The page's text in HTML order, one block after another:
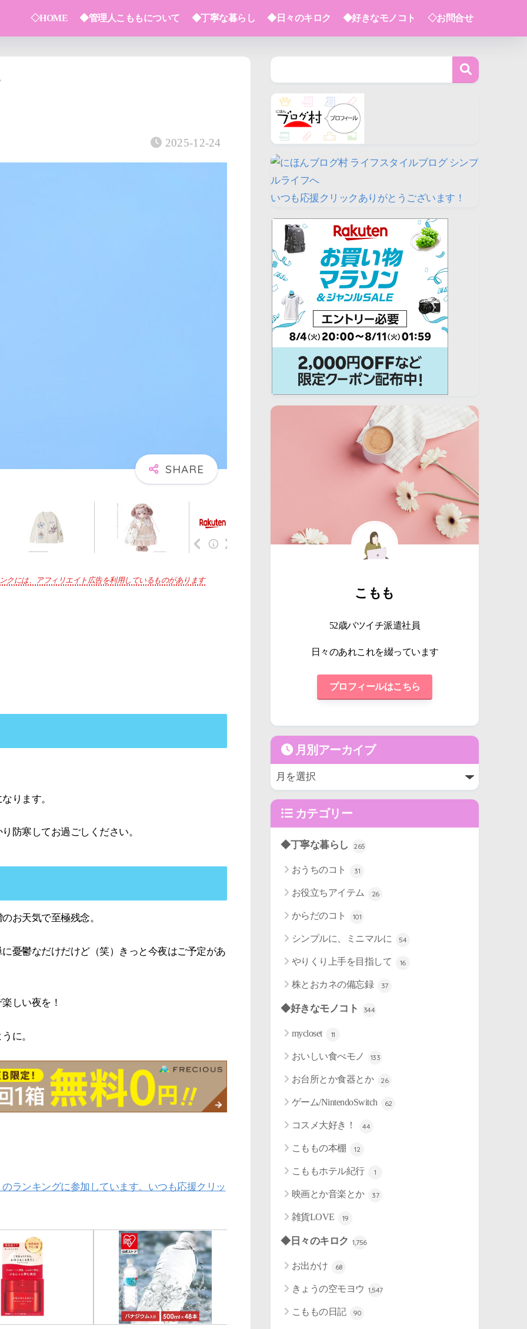
◇HOME ◆管理人こももについて ◆丁寧な暮らし ◆日々のキロク ◆好きなモノコト ◇お問合せ
2025-12-24
クには、アフィリエイト広告を利用しているものがあります
ります。
防寒してお過ごしください。
お天気で至極残念。
憂鬱なだけだけど（笑）きっと今夜はご予定があ
しい夜を！
に。
ランキングに参加しています。いつも応援クリッ
いつも応援クリックありがとうございます！
こもも
52歳バツイチ派遣社員
日々のあれこれを綴っています
プロフィールはこちら
月別アーカイブ
カテゴリー
◆丁寧な暮らし 265
おうちのコト 31
お役立ちアイテム 26
からだのコト 101
シンプルに、ミニマルに 54
やりくり上手を目指して 16
株とおカネの備忘録 37
◆好きなモノコト 344
mycloset 11
おいしい食べモノ 133
お台所とか食器とか 26
ゲーム/NintendoSwitch 62
コスメ大好き！ 44
こももの本棚 12
こももホテル紀行 1
映画とか音楽とか 37
雑貨LOVE 19
◆日々のキロク 1,756
お出かけ 68
きょうの空モヨウ 1,547
こももの日記 90